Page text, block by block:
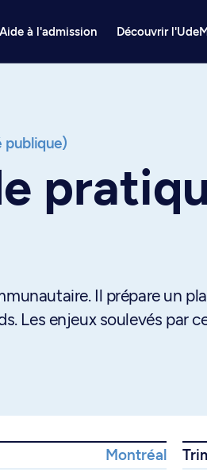
Aide à l'admission Découvrir
publique)
Il prépare un
Les enjeux soulevés par
Montréal